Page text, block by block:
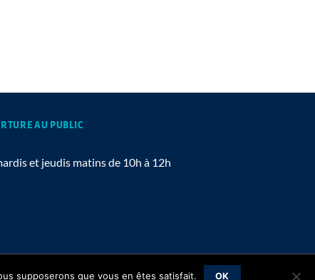
AU PUBLIC
et jeudis matins de 10h à 12h
Mentions légales
supposerons que vous en êtes satisfait. OK